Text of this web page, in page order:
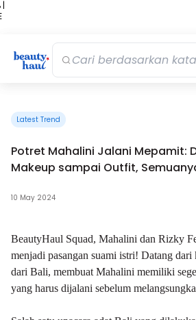
|
Latest Trend
Potret Mahalini Jalani Mepamit:
Makeup sampai Outfit,
10 May 2024
BeautyHaul Squad, Mahalini dan Rizky
menjadi pasangan suami istri! Datang dari
dari Bali, membuat Mahalini memiliki
yang harus dijalani sebelum